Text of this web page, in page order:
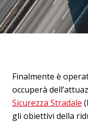
Finalmente è
occuperà
Sicurezza Stradale
gli obiettivi della